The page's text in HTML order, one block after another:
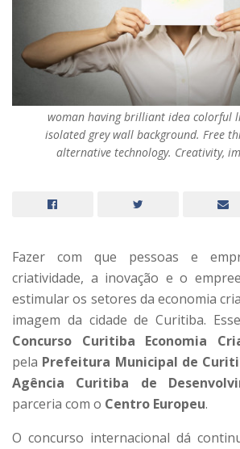
woman having brilliant idea colorful
isolated grey wall background. Free
alternative technology. Creativity,
Fazer com que pessoas e
criatividade, a inovação e o
estimular os setores da economia
imagem da cidade de Curitiba.
Concurso Curitiba Economia
pela Prefeitura Municipal de
Agência Curitiba de
parceria com o Centro Europeu.
O concurso internacional dá